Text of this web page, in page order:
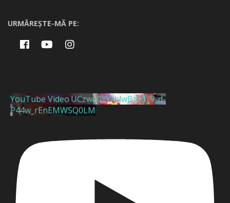
URMĂREȘTE-MĂ PE:
YouTube Video UCzwe0YWblwBt2B_9_d-
P44w_rEnEMWSQ0LM